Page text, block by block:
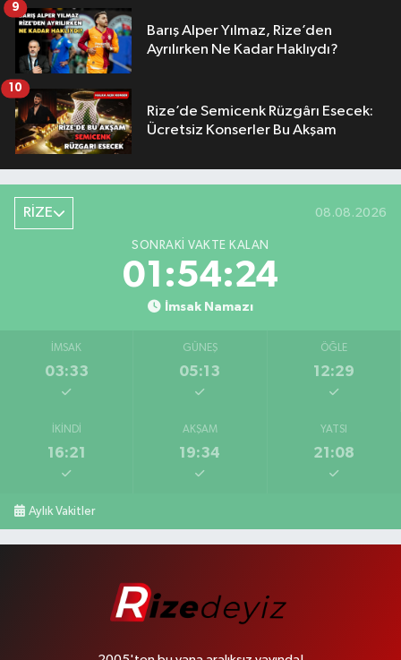
Barış Alper Yılmaz, Rize’den
Ayrılırken Ne Kadar Haklıydı?
9
Rize’de Semicenk Rüzgârı Esecek:
Ücretsiz Konserler Bu Akşam
10
RİZE 08.08.2026
SONRAKI VAKTE KALAN
01:54:24
İmsak Namazı
İMSAK
03:33
GÜNEŞ
05:13
ÖĞLE
12:29
İKINDI
16:21
AKŞAM
19:34
YATSI
21:08
Aylık Vakitler